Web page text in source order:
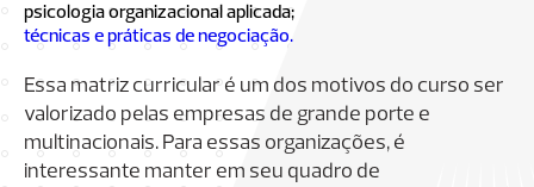
psicologia organizacional aplicada;
técnicas e práticas de negociação.
Essa matriz curricular é um dos motivos do curso ser
valorizado pelas empresas de grande porte e
multinacionais. Para essas organizações, é
interessante manter em seu quadro de